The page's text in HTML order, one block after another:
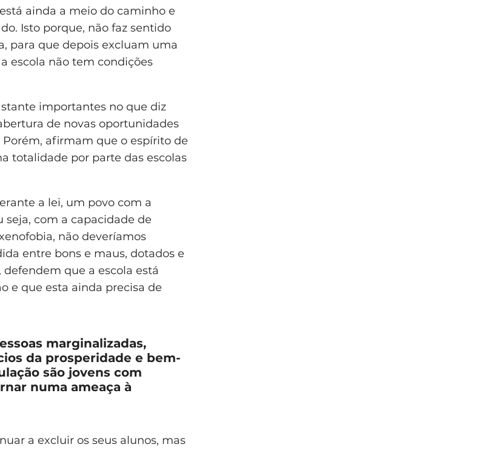
ainda a meio do caminho e
Isto porque, não faz sentido
para que depois excluam uma
escola não tem condições
importantes no que diz
de novas oportunidades
afirmam que o espírito de
totalidade por parte das escolas
a lei, um povo com a
com a capacidade de
não deveríamos
entre bons e maus, dotados e
que a escola está
e que esta ainda precisa de
marginalizadas,
da prosperidade e bem-
são jovens com
numa ameaça à
a excluir os seus alunos, mas